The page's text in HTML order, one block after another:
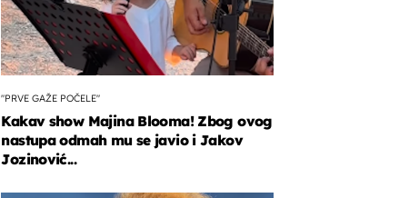
"PRVE GAŽE POČELE"
Kakav show Majina Blooma! Zbog ovog
nastupa odmah mu se javio i Jakov
Jozinović...